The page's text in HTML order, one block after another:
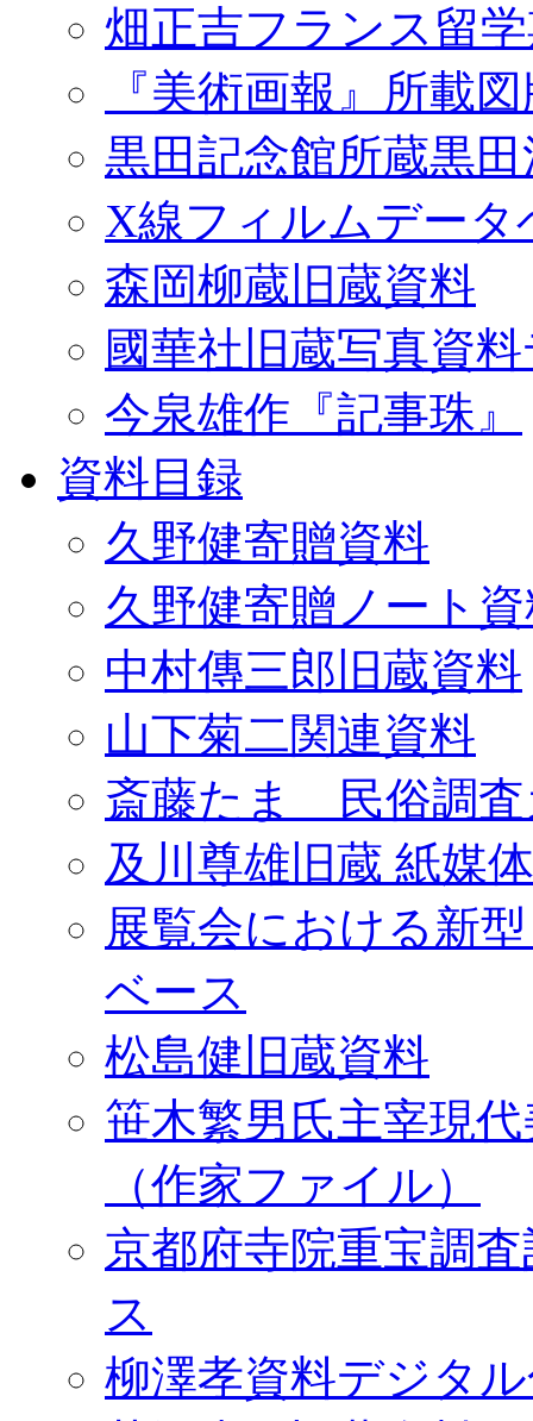
畑正吉フランス留
『美術画報』所載
黒田記念館所蔵黒
X線フィルムデータ
森岡柳蔵旧蔵資料
國華社旧蔵写真資
今泉雄作『記事珠』
資料目録
久野健寄贈資料
久野健寄贈ノート
中村傳三郎旧蔵資料
山下菊二関連資料
斎藤たま 民俗調査
及川尊雄旧蔵 紙媒
展覧会における新
ベース
松島健旧蔵資料
笹木繁男氏主宰現
（作家ファイル）
京都府寺院重宝調
ス
柳澤孝資料デジタ